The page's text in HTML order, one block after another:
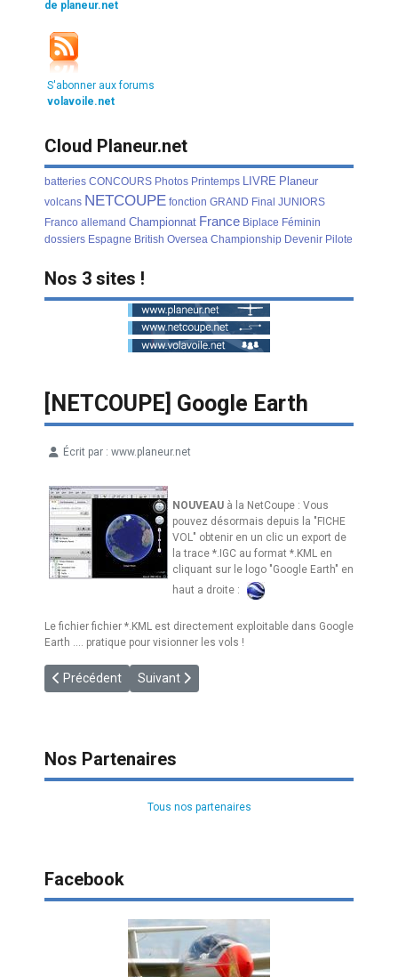
de planeur.net
S'abonner aux forums
volavoile.net
Cloud Planeur.net
batteries CONCOURS Photos Printemps LIVRE Planeur
volcans NETCOUPE fonction GRAND Final JUNIORS
Franco allemand Championnat France Biplace Féminin
dossiers Espagne British Oversea Championship Devenir Pilote
Nos 3 sites !
[NETCOUPE] Google Earth
Écrit par : www.planeur.net
NOUVEAU à la NetCoupe : Vous
pouvez désormais depuis la "FICHE
VOL" obtenir en un clic un export de
la trace *.IGC au format *.KML en
cliquant sur le logo "Google Earth" en
haut a droite :
Le fichier fichier *.KML est directement exploitable dans Google
Earth .... pratique pour visionner les vols !
Article précédent : [2010] Devenez l'un de nos Partenaires en
Précédent Article suivant : [NETCOUPE] 4/8 de cu !
Suivant
Nos Partenaires
Tous nos partenaires
Facebook